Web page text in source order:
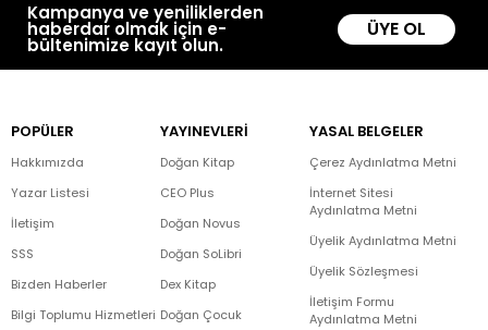
Kampanya ve yeniliklerden
haberdar olmak için e-
bültenimize kayıt olun.
ÜYE OL
POPÜLER
Hakkımızda
Yazar Listesi
İletişim
SSS
Bizden Haberler
Bilgi Toplumu Hizmetleri
YAYINEVLERİ
Doğan Kitap
CEO Plus
Doğan Novus
Doğan SoLibri
Dex Kitap
Doğan Çocuk
YASAL BELGELER
Çerez Aydınlatma Metni
İnternet Sitesi
Aydınlatma Metni
Üyelik Aydınlatma Metni
Üyelik Sözleşmesi
İletişim Formu
Aydınlatma Metni